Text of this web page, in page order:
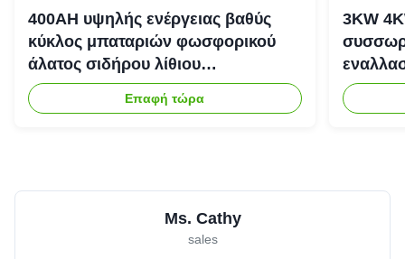
400AH υψηλής ενέργειας βαθύς
κύκλος μπαταριών φωσφορικού
άλατος σιδήρου λίθιου
επανακαταλογηστέος
Επαφή τώρα
3KW
Ms. Cathy
sales